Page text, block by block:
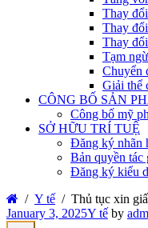
Thay
Thay
Thay
Tạm
Chuyển
Giải thể
CÔNG BỐ SẢN
Công bố mỹ
SỞ HỮU TRÍ TUỆ
Đăng ký nhãn
Bản quyền tác
Đăng ký kiểu
Y tế
Thủ tục xin
January 3, 2025Y tế by